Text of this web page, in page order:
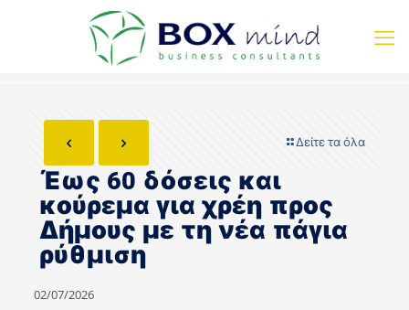
Δείτε τα όλα
Έως 60 δόσεις και
κούρεμα για χρέη προς
Δήμους με τη νέα πάγια
ρύθμιση
02/07/2026